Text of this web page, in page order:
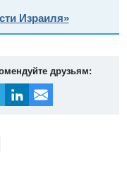
Израиля»
друзьям: